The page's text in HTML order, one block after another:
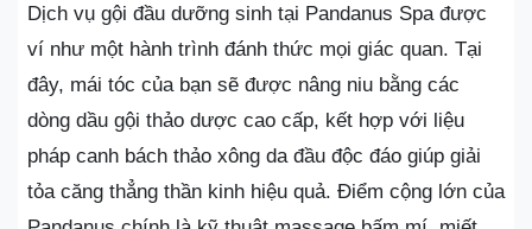
Dịch vụ gội đầu dưỡng sinh tại Pandanus Spa được
ví như một hành trình đánh thức mọi giác quan. Tại
đây, mái tóc của bạn sẽ được nâng niu bằng các
dòng dầu gội thảo dược cao cấp, kết hợp với liệu
pháp canh bách thảo xông da đầu độc đáo giúp giải
tỏa căng thẳng thần kinh hiệu quả. Điểm cộng lớn của